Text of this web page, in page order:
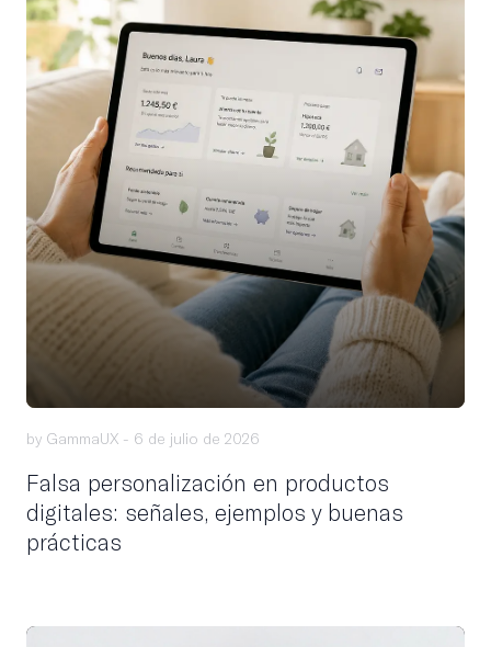
by GammaUX - 6 de julio de 2026
Falsa personalización en productos
digitales: señales, ejemplos y buenas
prácticas